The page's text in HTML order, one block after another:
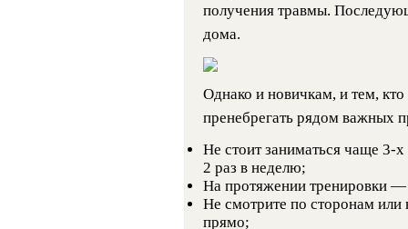
получения травмы.
дома.
Однако и новичкам, и тем, кто
пренебрегать рядом важных
Не стоит заниматься чаще 3-
2 раз в неделю;
На протяжении тренировки
Не смотрите по сторонам или
прямо;